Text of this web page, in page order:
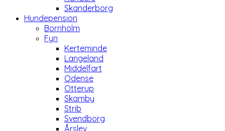
Skanderborg
Hundepension
Bornholm
Fyn
Kerteminde
Langeland
Middelfart
Odense
Otterup
Skamby
Strib
Svendborg
Årslev